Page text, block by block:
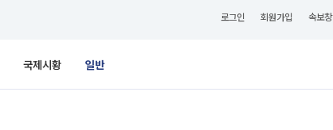
로그인 회원가입 속보창
국제시황 일반